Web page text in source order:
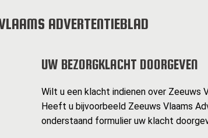
ADVERTENTIEBLAD
UW BEZORGKLACHT DOORGEVEN
Wilt u een klacht indienen over Zeeuws
Heeft u bijvoorbeeld Zeeuws Vlaams
onderstaand formulier uw klacht